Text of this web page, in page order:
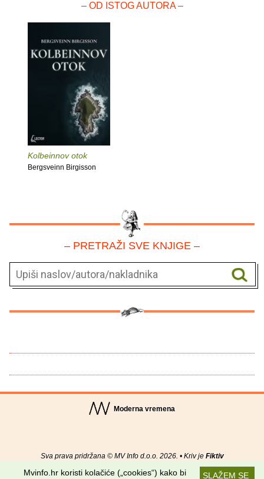
– OD ISTOG AUTORA –
Kolbeinnov otok
Bergsveinn Birgisson
– PRETRAŽI SVE KNJIGE –
Moderna vremena
Sva prava pridržana © MV Info d.o.o. 2026. • Kriv je Fiktiv
SLAŽEM SE
Mvinfo.hr koristi kolačiće („cookies“) kako bi